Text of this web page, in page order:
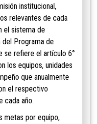
institucional,
relevantes de cada
el sistema de
Programa de
se refiere el artículo 6°
los equipos, unidades
que anualmente
el respectivo
cada año.
metas por equipo,